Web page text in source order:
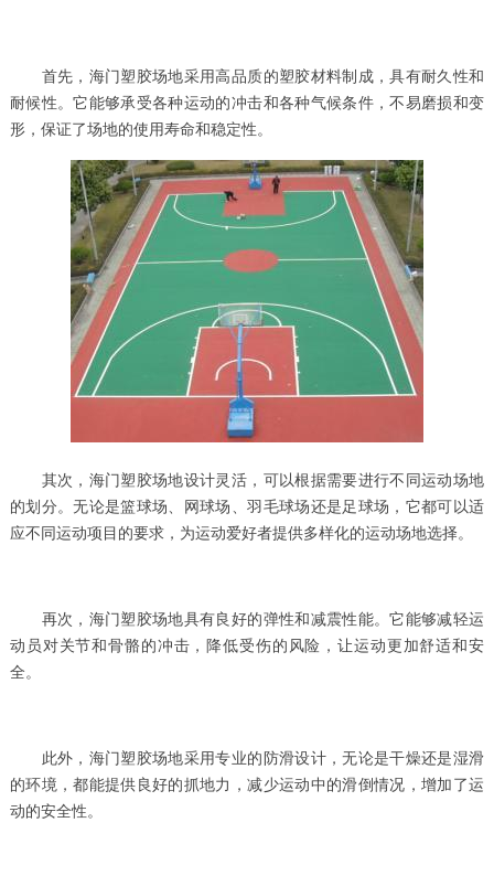
首先，海门塑胶场地采用高品质的塑胶材料制成，具有耐久性和
耐候性。它能够承受各种运动的冲击和各种气候条件，不易磨损和变
形，保证了场地的使用寿命和稳定性。
其次，海门塑胶场地设计灵活，可以根据需要进行不同运动场地
的划分。无论是篮球场、网球场、羽毛球场还是足球场，它都可以适
应不同运动项目的要求，为运动爱好者提供多样化的运动场地选择。
再次，海门塑胶场地具有良好的弹性和减震性能。它能够减轻运
动员对关节和骨骼的冲击，降低受伤的风险，让运动更加舒适和安
全。
此外，海门塑胶场地采用专业的防滑设计，无论是干燥还是湿滑
的环境，都能提供良好的抓地力，减少运动中的滑倒情况，增加了运
动的安全性。